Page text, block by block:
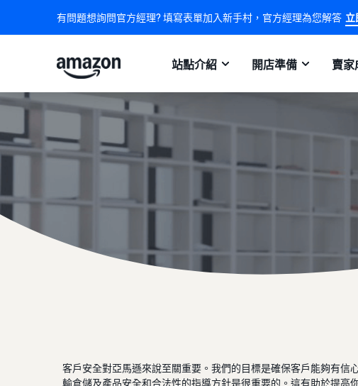
有問題想詢問官方經理? 填寫表單加入新手村，官方經理為您解答 立
站點介紹 開店準備 賣家
客戶安全對亞馬遜來說至關重要。我們的目標是確保客戶能夠有
輸倉儲及產品安全和合法性的指導方針是很重要的。這有助於提高